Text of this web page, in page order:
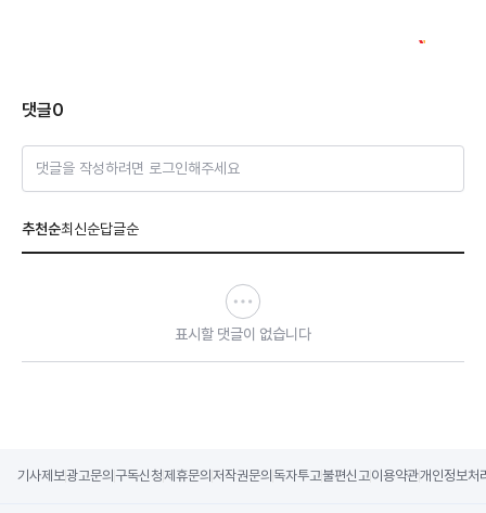
댓글0
댓글을 작성하려면 로그인해주세요
추천순최신순답글순
표시할 댓글이 없습니다
기사제보광고문의 구독신청제휴문의 저작권문의 독자투고불편신고이용약관개인정보처